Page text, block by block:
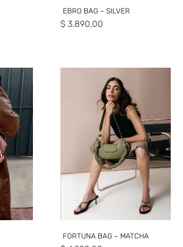
EBRO BAG – SILVER
$3.890,00
FORTUNA BAG – MATCHA